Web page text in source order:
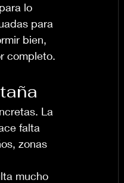
lo
para
bien,
completo.
La
falta
zonas
mucho